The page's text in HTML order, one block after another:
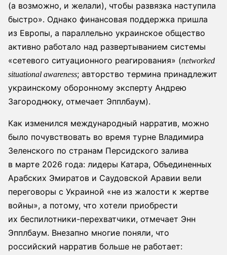
(а возможно, и желали), чтобы развязка наступила
быстро». Однако финансовая поддержка пришла
из Европы, а параллельно украинское общество
активно работало над развертыванием системы
«сетевого ситуационного реагирования» (networked
situational awareness; авторство термина принадлежит
украинскому оборонному эксперту Андрею
Загороднюку, отмечает Эпплбаум).
Как изменился международный нарратив, можно
было почувствовать во время турне Владимира
Зеленского по странам Персидского залива
в марте 2026 года: лидеры Катара, Объединенных
Арабских Эмиратов и Саудовской Аравии вели
переговоры с Украиной «не из жалости к жертве
войны», а потому, что хотели приобрести
их беспилотники-перехватчики, отмечает Энн
Эпплбаум. Внезапно многие поняли, что
российский нарратив больше не работает: